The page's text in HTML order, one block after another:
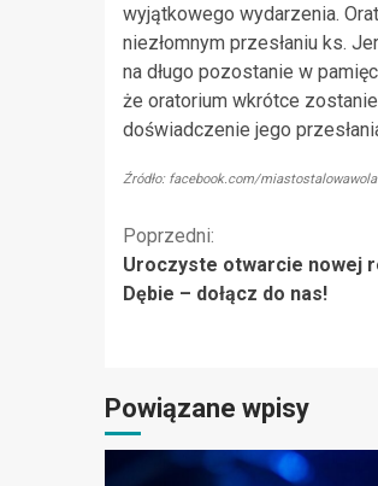
wyjątkowego wydarzenia.
niezłomnym przesłaniu ks.
na długo pozostanie w
że oratorium wkrótce
doświadczenie jego
Źródło: facebook.com/miastostalowawola
Kontynuuj
czytanie
Poprzedni:
Uroczyste otwarcie nowej
Dębie – dołącz do nas!
Powiązane wpisy